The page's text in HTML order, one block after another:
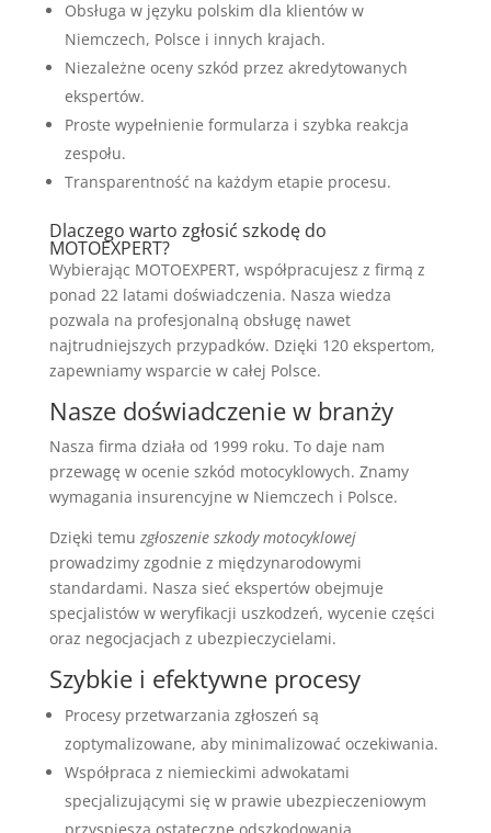
Obsługa w języku polskim dla klientów w
Niemczech, Polsce i innych krajach.
Niezależne oceny szkód przez akredytowanych
ekspertów.
Proste wypełnienie formularza i szybka reakcja
zespołu.
Transparentność na każdym etapie procesu.
Dlaczego warto zgłosić szkodę do
MOTOEXPERT?
Wybierając MOTOEXPERT, współpracujesz z firmą z
ponad 22 latami doświadczenia. Nasza wiedza
pozwala na profesjonalną obsługę nawet
najtrudniejszych przypadków. Dzięki 120 ekspertom,
zapewniamy wsparcie w całej Polsce.
Nasze doświadczenie w branży
Nasza firma działa od 1999 roku. To daje nam
przewagę w ocenie szkód motocyklowych. Znamy
wymagania insurencyjne w Niemczech i Polsce.
Dzięki temu zgłoszenie szkody motocyklowej
prowadzimy zgodnie z międzynarodowymi
standardami. Nasza sieć ekspertów obejmuje
specjalistów w weryfikacji uszkodzeń, wycenie części
oraz negocjacjach z ubezpieczycielami.
Szybkie i efektywne procesy
Procesy przetwarzania zgłoszeń są
zoptymalizowane, aby minimalizować oczekiwania.
Współpraca z niemieckimi adwokatami
specjalizującymi się w prawie ubezpieczeniowym
przyspiesza ostateczne odszkodowania.